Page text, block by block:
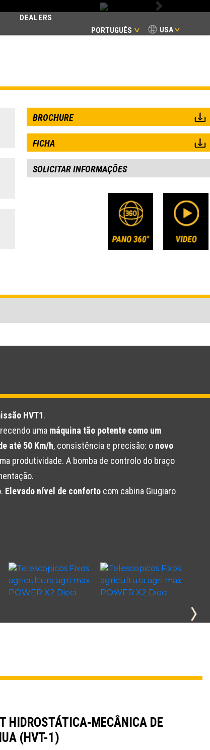
USA
PORTUGUÊS
DEALERS
Next
X2
BROCHURE
FICHA
SOLICITAR INFORMAÇÕES
HVT1.
uma máquina tão potente como um
até 50 Km/h, consistência e precisão: o novo
produtividade. A bomba de controlo do braço
Elevado nível de conforto com cabina Giugiaro
HIDROSTÁTICA-MECÂNICA DE
(HVT-1)